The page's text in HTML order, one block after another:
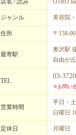
店名 / 読み OTRO
ジャンル 美容院
住所 〒158-
最寄駅
奥沢駅
自由が
TEL
03-
※お問い
営業時間
平日・
日曜日
定休日 月曜日